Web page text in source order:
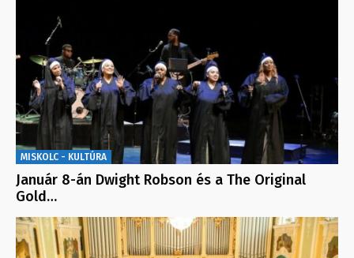
MISKOLC - KULTÚRA
Január 8-án Dwight Robson és a The Original
Gold…